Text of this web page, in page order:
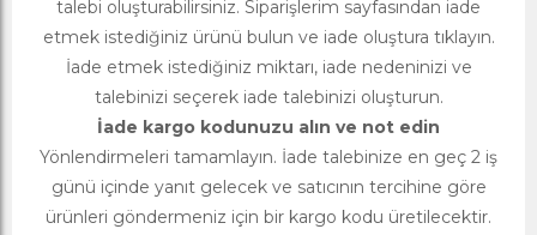
talebi oluşturabilirsiniz. Siparişlerim sayfasından iade
etmek istediğiniz ürünü bulun ve iade oluştura tıklayın.
İade etmek istediğiniz miktarı, iade nedeninizi ve
talebinizi seçerek iade talebinizi oluşturun.
İade kargo kodunuzu alın ve not edin
Yönlendirmeleri tamamlayın. İade talebinize en geç 2 iş
günü içinde yanıt gelecek ve satıcının tercihine göre
ürünleri göndermeniz için bir kargo kodu üretilecektir.